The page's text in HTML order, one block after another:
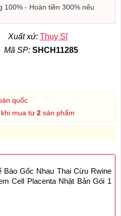
100% - Hoàn tiền 300% nếu
Xuất xứ: Thụy Sĩ
Mã SP: SHCH11285
quốc
khi mua từ2 sản phẩm
Bào Gốc Nhau Thai Cừu Rwine
Cell Placenta Nhật Bản Gói 1